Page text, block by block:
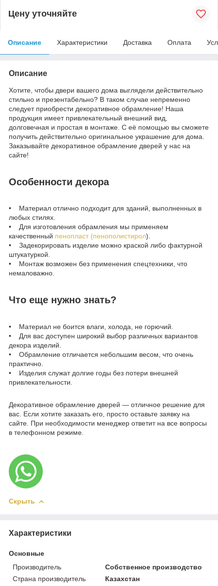
Цену уточняйте
Описание Характеристики Доставка Оплата
Описание
Хотите, чтобы двери вашего дома выглядели действительно
стильно и презентабельно? В таком случае непременно
следует приобрести декоративное обрамление! Наша
продукция имеет привлекательный внешний вид,
долговечная и простая в монтаже. С её помощью вы сможете
получить действительно оригинальное украшение для дома.
Заказывайте декоративное обрамление дверей у нас на
сайте!
Особенности декора
• Материал отлично подходит для зданий, выполненных в
любых стилях.
• Для изготовления обрамления мы применяем
качественный пенопласт (пенополистирол).
• Задекорировать изделие можно краской либо фактурной
штукатуркой.
• Монтаж возможен без применения спецтехники, что
немаловажно.
Что еще нужно знать?
• Материал не боится влаги, холода, не горючий.
• Для вас доступен широкий выбор различных вариантов
декора изделий.
• Обрамление отличается небольшим весом, что очень
практично.
• Изделия служат долгие годы без потери внешней
привлекательности.
Декоративное обрамление дверей — отличное решение для
вас. Если хотите заказать его, просто оставьте заявку на
сайте. При необходимости менеджер ответит на все вопросы
в телефонном режиме.
Скрыть
Характеристики
Основные
Производитель
Собственное производство
Страна производитель
Казахстан